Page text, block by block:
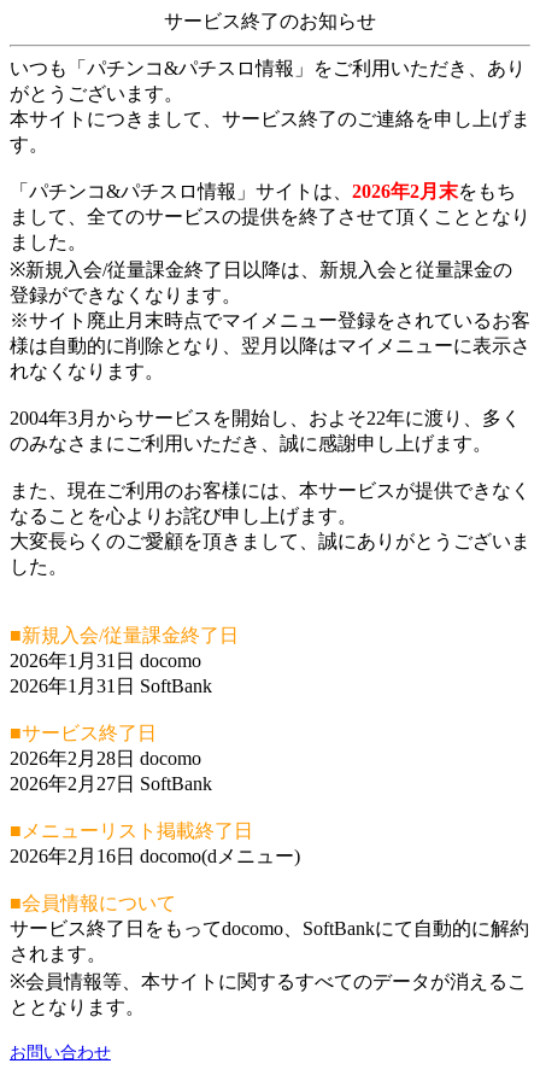
サービス終了のお知らせ
いつも「パチンコ&パチスロ情報」をご利用いただき、あり
がとうございます。
本サイトにつきまして、サービス終了のご連絡を申し上げま
す。
「パチンコ&パチスロ情報」サイトは、 2026年2月末をもち
まして、全てのサービスの提供を終了させて頂くこととなり
ました。
※新規入会/従量課金終了日以降は、新規入会と従量課金の
登録ができなくなります。
※サイト廃止月末時点でマイメニュー登録をされているお客
様は自動的に削除となり、翌月以降はマイメニューに表示さ
れなくなります。
2004年3月からサービスを開始し、およそ22年に渡り、多く
のみなさまにご利用いただき、誠に感謝申し上げます。
また、現在ご利用のお客様には、本サービスが提供できなく
なることを心よりお詫び申し上げます。
大変長らくのご愛顧を頂きまして、誠にありがとうございま
した。
■新規入会/従量課金終了日
2026年1月31日 docomo
2026年1月31日 SoftBank
■サービス終了日
2026年2月28日 docomo
2026年2月27日 SoftBank
■メニューリスト掲載終了日
2026年2月16日 docomo(dメニュー)
■会員情報について
サービス終了日をもってdocomo、SoftBankにて自動的に解約
されます。
※会員情報等、本サイトに関するすべてのデータが消えるこ
ととなります。
お問い合わせ